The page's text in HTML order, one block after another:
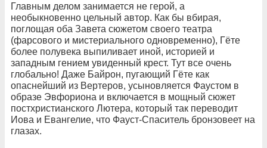
Главным делом занимается не герой, а
необыкновенно цельный автор. Как бы вбирая,
поглощая оба Завета сюжетом своего театра
(фарсового и мистериального одновременно), Гёте
более полувека выпиливает иной, историей и
западным гением увиденный крест. Тут все очень
глобально! Даже Байрон, пугающий Гёте как
опаснейший из Вертеров, усыновляется Фаустом в
образе Эвфориона и включается в мощный сюжет
постхристианского Лютера, который так переводит
Иова и Евангелие, что Фауст-Спаситель бронзовеет на
глазах.